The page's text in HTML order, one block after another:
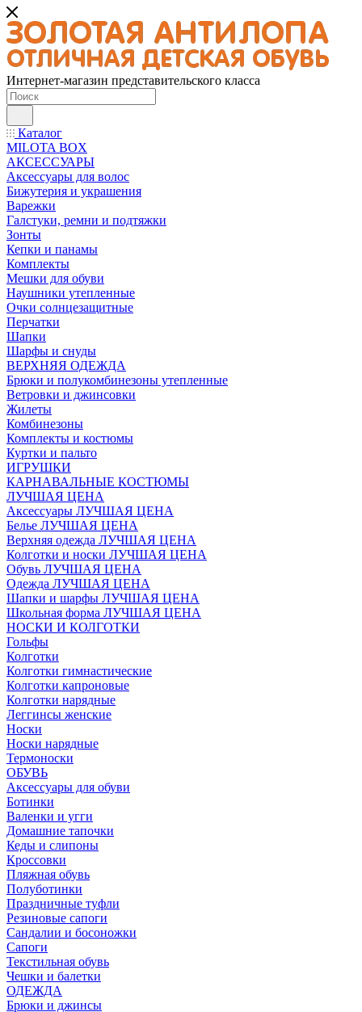
Интернет-магазин представительского класса
Каталог
MILOTA BOX
АКСЕССУАРЫ
Аксессуары для волос
Бижутерия и украшения
Варежки
Галстуки, ремни и подтяжки
Зонты
Кепки и панамы
Комплекты
Мешки для обуви
Наушники утепленные
Очки солнцезащитные
Перчатки
Шапки
Шарфы и снуды
ВЕРХНЯЯ ОДЕЖДА
Брюки и полукомбинезоны утепленные
Ветровки и джинсовки
Жилеты
Комбинезоны
Комплекты и костюмы
Куртки и пальто
ИГРУШКИ
КАРНАВАЛЬНЫЕ КОСТЮМЫ
ЛУЧШАЯ ЦЕНА
Аксессуары ЛУЧШАЯ ЦЕНА
Белье ЛУЧШАЯ ЦЕНА
Верхняя одежда ЛУЧШАЯ ЦЕНА
Колготки и носки ЛУЧШАЯ ЦЕНА
Обувь ЛУЧШАЯ ЦЕНА
Одежда ЛУЧШАЯ ЦЕНА
Шапки и шарфы ЛУЧШАЯ ЦЕНА
Школьная форма ЛУЧШАЯ ЦЕНА
НОСКИ И КОЛГОТКИ
Гольфы
Колготки
Колготки гимнастические
Колготки капроновые
Колготки нарядные
Леггинсы женские
Носки
Носки нарядные
Термоноски
ОБУВЬ
Аксессуары для обуви
Ботинки
Валенки и угги
Домашние тапочки
Кеды и слипоны
Кроссовки
Пляжная обувь
Полуботинки
Праздничные туфли
Резиновые сапоги
Сандалии и босоножки
Сапоги
Текстильная обувь
Чешки и балетки
ОДЕЖДА
Брюки и джинсы